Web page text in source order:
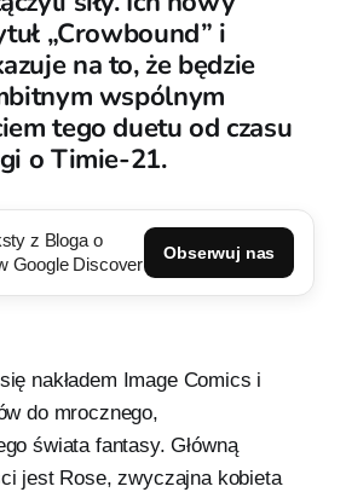
„Crowbound” i
na to, że będzie
wspólnym
tego duetu od czasu
o Timie-21.
z Bloga o
Google Discover
Obserwuj nas
nakładem Image Comics i
do mrocznego,
świata fantasy. Główną
jest Rose, zwyczajna kobieta